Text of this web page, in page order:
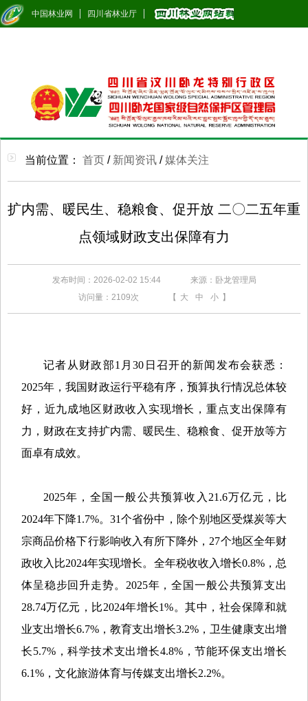
中国林业网 四川省林业厅
当前位置： 首页 / 新闻资讯 /媒体关注
扩内需、暖民生、稳粮食、促开放 二〇二五年重
点领域财政支出保障有力
发布时间：2026-02-02 15:44
来源：卧龙管理局
访问量： 2109次 【 大 中 小 】
记者从财政部1月30日召开的新闻发布会获悉：
2025年，我国财政运行平稳有序，预算执行情况总体较
好，近九成地区财政收入实现增长，重点支出保障有
力，财政在支持扩内需、暖民生、稳粮食、促开放等方
面卓有成效。
2025年，全国一般公共预算收入21.6万亿元，比
2024年下降1.7%。31个省份中，除个别地区受煤炭等大
宗商品价格下行影响收入有所下降外，27个地区全年财
政收入比2024年实现增长。全年税收收入增长0.8%，总
体呈稳步回升走势。2025年，全国一般公共预算支出
28.74万亿元，比2024年增长1%。其中，社会保障和就
业支出增长6.7%，教育支出增长3.2%，卫生健康支出增
长5.7%，科学技术支出增长4.8%，节能环保支出增长
6.1%，文化旅游体育与传媒支出增长2.2%。